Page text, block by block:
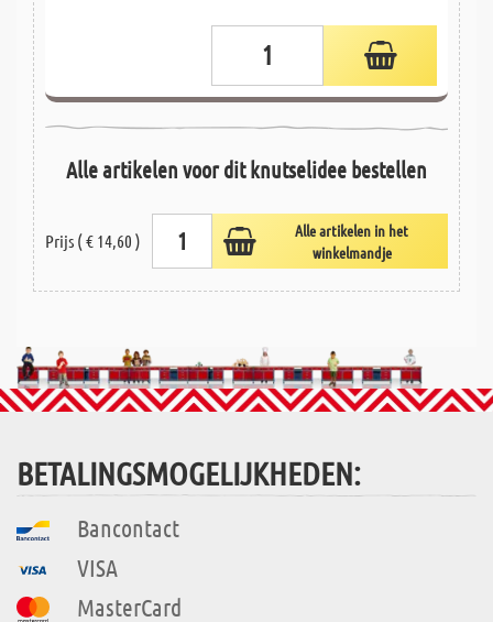
Alle artikelen voor dit knutselidee bestellen
Prijs ( € 14,60 )
Alle artikelen in het
winkelmandje
BETALINGSMOGELIJKHEDEN:
Bancontact
VISA
MasterCard